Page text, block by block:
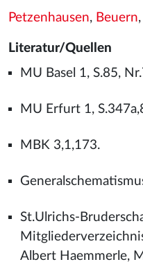
Petzenhausen, Beuern,
Literatur/Quellen
MU Basel 1, S.85,
MU Erfurt 1,
MBK 3,1,173.
St.Ulrichs-
Albert Haemmerle,